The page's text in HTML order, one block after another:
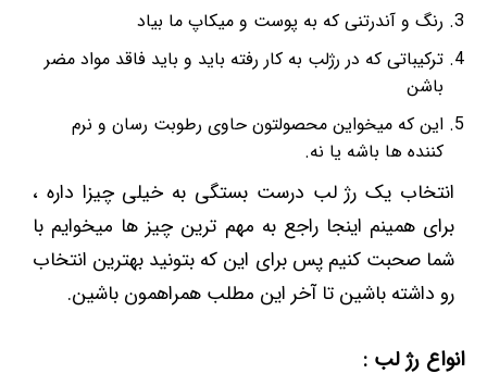
رنگ و آندرتنی که به پوست و میکاپ ما بیاد
ترکیباتی که در رژلب به کار رفته باید و باید فاقد مواد مضر
باشن
این که میخواین محصولتون حاوی رطوبت رسان و نرم
کننده ها باشه یا نه.
انتخاب یک رژ لب درست بستگی به خیلی چیزا داره ،
برای همینم اینجا راجع به مهم ترین چیز ها میخوایم با
شما صحبت کنیم پس برای این که بتونید بهترین انتخاب
رو داشته باشین تا آخر این مطلب همراهمون باشین.
انواع رژ لب :